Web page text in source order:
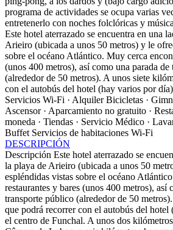
programa de actividades se ocupa varias
entretenerlo con noches folclóricas y
Este hotel aterrazado se encuentra en una
Arieiro (ubicada a unos 50 metros) y le
sobre el océano Atlántico. Muy cerca
(unos 400 metros), así como una parada
(alrededor de 50 metros). A unos siete
con el autobús del hotel (hay varios por
Servicios Wi-Fi · Alquiler Bicicletas ·
Ascensor · Aparcamiento no gratuito ·
moneda · Tiendas · Servicio Médico ·
Buffet Servicios de habitaciones Wi-Fi
DESCRIPCIÓN
Descripción Este hotel aterrazado se
la playa de Arieiro (ubicada a unos 50
espléndidas vistas sobre el océano
restaurantes y bares (unos 400 metros), así
transporte público (alrededor de 50
que podrá recorrer con el autobús del hotel
el centro de Funchal. A unos dos